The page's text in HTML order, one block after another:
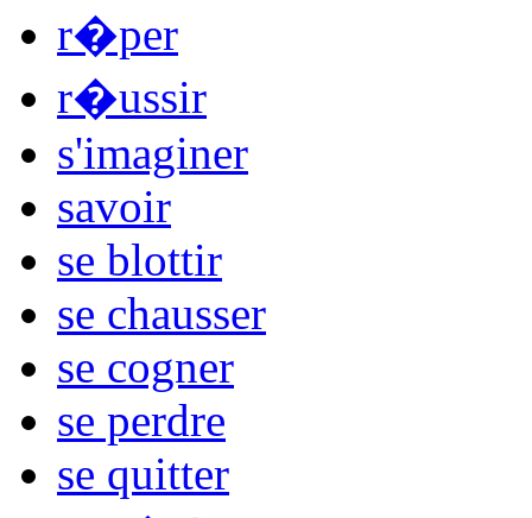
r�per
r�ussir
s'imaginer
savoir
se blottir
se chausser
se cogner
se perdre
se quitter